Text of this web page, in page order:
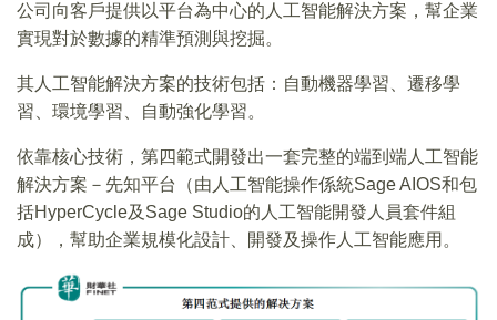
公司向客戶提供以平台為中心的人工智能解決方案，幫企業
實現對於數據的精準預測與挖掘。
其人工智能解決方案的技術包括：自動機器學習、遷移學
習、環境學習、自動強化學習。
依靠核心技術，第四範式開發出一套完整的端到端人工智能
解決方案－先知平台（由人工智能操作係統Sage AIOS和包
括HyperCycle及Sage Studio的人工智能開發人員套件組
成），幫助企業規模化設計、開發及操作人工智能應用。